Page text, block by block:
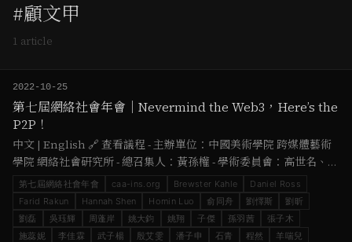
#顧文甲
1 article
2022-10-25
第七屆網絡社會年會｜Nevermind the Web3，Here’s the
P2P！
中文 | English 🔗 查看議程 - 主辦單位：中國美術學院 跨媒體藝術
學院 網絡社會研究所 - 總召集人：黃孫權 - 學術委員會：高世名、閔
罕、姚大鈞、黃孫權、陳界仁、劉懌斯、周蓬岸 - 城市論壇召集人：
Hannah Shen、 H…
第七屆網絡社會年會 caa-ins.org Brewster Kahle
Daniel Ross
Farid Rakun
Hannah Shen Homin Luo 俞同舟 劉懌斯
劉昕
劉磊
吳珏輝 周蓬岸 姚大鈞 姚翔 子傑 孫羽茜
張子木
施蕊妮
李佳霖 武子楊 殷艾雯 潘子申 石青 程然
羊喘兒